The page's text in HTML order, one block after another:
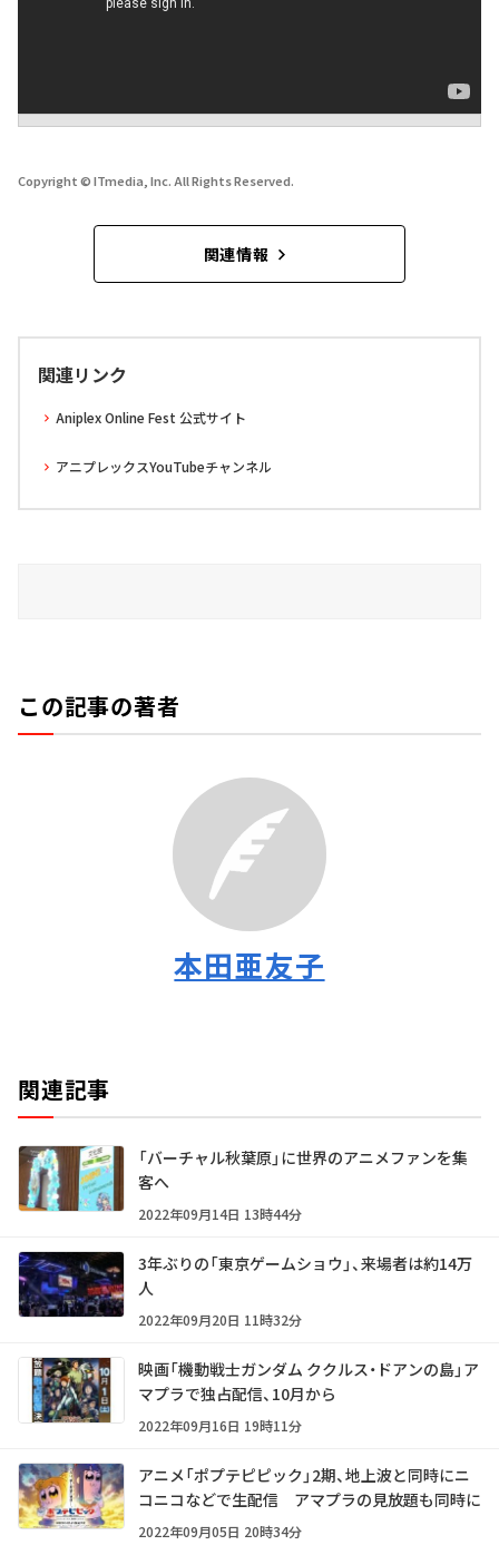
Copyright © ITmedia, Inc. All Rights Reserved.
関連情報
関連リンク
Aniplex Online Fest 公式サイト
アニプレックスYouTubeチャンネル
この記事の著者
本田亜友子
関連記事
「バーチャル秋葉原」に世界のアニメファンを集
客へ
2022年09月14日 13時44分
3年ぶりの「東京ゲームショウ」、来場者は約14万
人
2022年09月20日 11時32分
映画「機動戦士ガンダム ククルス・ドアンの島」ア
マプラで独占配信、10月から
2022年09月16日 19時11分
アニメ「ポプテピピック」2期、地上波と同時にニ
コニコなどで生配信 アマプラの見放題も同時に
2022年09月05日 20時34分